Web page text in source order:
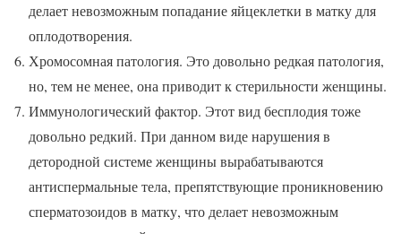
делает невозможным попадание яйцеклетки в матку для
оплодотворения.
Хромосомная патология. Это довольно редкая патология,
но, тем не менее, она приводит к стерильности женщины.
Иммунологический фактор. Этот вид бесплодия тоже
довольно редкий. При данном виде нарушения в
детородной системе женщины вырабатываются
антиспермальные тела, препятствующие проникновению
сперматозоидов в матку, что делает невозможным